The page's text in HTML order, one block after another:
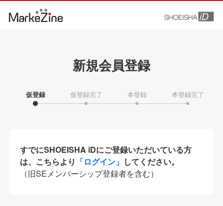
新規会員登録
仮登録 仮登録完了 本登録 本登録完了
すでにSHOEISHA iDにご登録いただいている方
は、こちらより 「ログイン」 してください。
（旧SEメンバーシップ登録者を含む）